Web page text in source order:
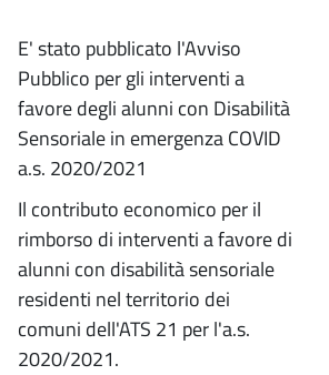
E' stato pubblicato l'Avviso
Pubblico per gli interventi a
favore degli alunni con Disabilità
Sensoriale in emergenza COVID
a.s. 2020/2021
Il contributo economico per il
rimborso di interventi a favore di
alunni con disabilità sensoriale
residenti nel territorio dei
comuni dell'ATS 21 per l'a.s.
2020/2021.